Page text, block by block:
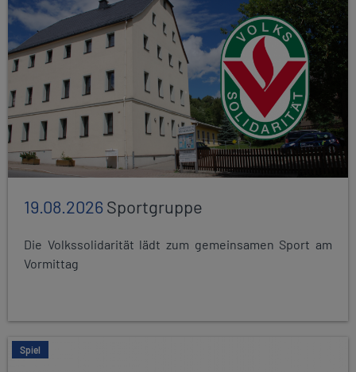
19.08.2026Sportgruppe
Die Volkssolidarität lädt zum gemeinsamen Sport am
Vormittag
Spiel